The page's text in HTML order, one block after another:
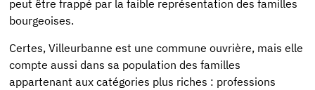
peut être frappé par la faible représentation des familles
bourgeoises.
Certes, Villeurbanne est une commune ouvrière, mais elle
compte aussi dans sa population des familles
appartenant aux catégories plus riches : professions